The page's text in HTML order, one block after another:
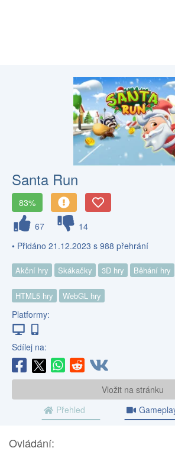
Santa Run
83%
67
14
• Přidáno 21.12.2023 s 988 přehrání
Akční hry Skákačky 3D hry Běhání hry
HTML5 hry WebGL hry
Platformy:
Sdílej na:
Vložit na stránku
Přehled
Ovládání: